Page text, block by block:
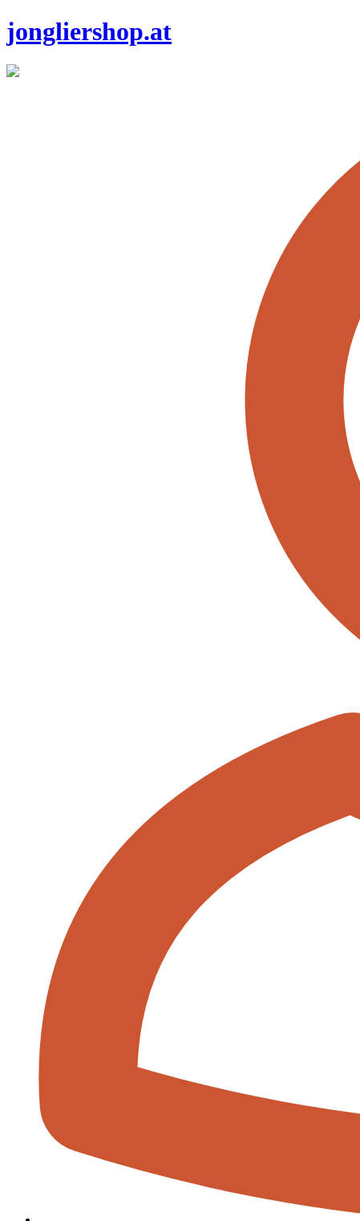
jongliershop.at